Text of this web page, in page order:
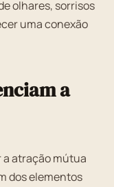
olhares, sorrisos
uma conexão
a
atração mútua
dos elementos